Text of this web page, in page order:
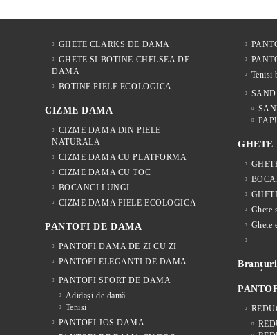
GHETE CLARKS DE DAMA
GHETE SI BOTINE CHELSEA DE
DAMA
BOTINE PIELE ECOLOGICA
CIZME DAMA
CIZME DAMA DIN PIELE
NATURALA
CIZME DAMA CU PLATFORMA
CIZME DAMA CU TOC
BOCANCI LUNGI
CIZME DAMA PIELE ECOLOGICA
PANTOFI DE DAMA
PANTOFI DAMA DE ZI CU ZI
PANTOFI ELEGANTI DE DAMA
PANTOFI SPORT DE DAMA
Adidași de damă
Tenisi
PANTOFI JOS DAMA
Tenisi
GHETE
Ghete
Ghete